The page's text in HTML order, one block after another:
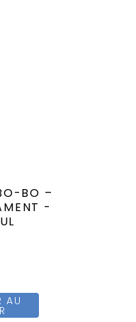
BO –
-
AU